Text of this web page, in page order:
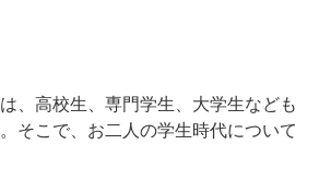
、高校生、専門学生、大学生なども
そこで、お二人の学生時代について